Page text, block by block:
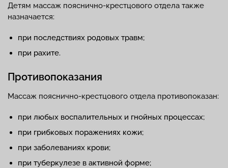
Детям массаж пояснично-крестцового отдела также
назначается:
при последствиях родовых травм;
при рахите.
Противопоказания
Массаж пояснично-крестцового отдела противопоказан:
при любых воспалительных и гнойных процессах;
при грибковых поражениях кожи;
при заболеваниях крови;
при туберкулезе в активной форме;